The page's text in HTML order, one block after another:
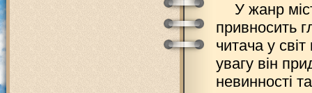
У жанр
привносить
читача у
увагу він
невинності